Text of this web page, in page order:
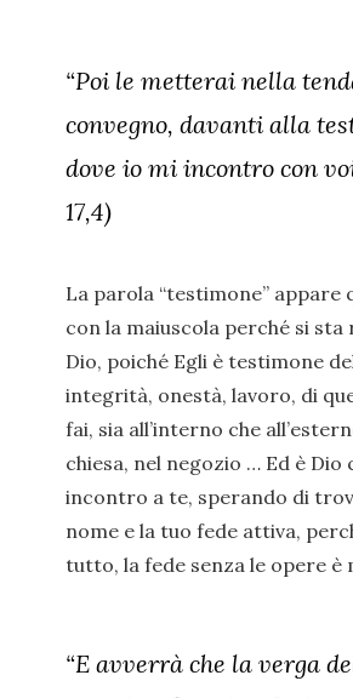
“Poi le metterai nella
convegno, davanti alla
dove io mi incontro con
17,4)
La parola “testimone” appare
con la maiuscola perché si
Dio, poiché Egli è testimone
integrità, onestà, lavoro, di
fai, sia all’interno che
chiesa, nel negozio … Ed è Dio
incontro a te, sperando di
nome e la tuo fede attiva,
tutto, la fede senza le opere è
“E avverrà che la verga